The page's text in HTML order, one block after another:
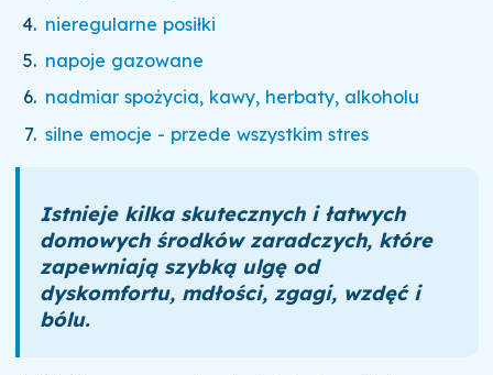
nieregularne posiłki
napoje gazowane
nadmiar spożycia, kawy, herbaty, alkoholu
silne emocje - przede wszystkim stres
Istnieje kilka skutecznych i łatwych
domowych środków zaradczych, które
zapewniają szybką ulgę od
dyskomfortu, mdłości, zgagi, wzdęć i
bólu.